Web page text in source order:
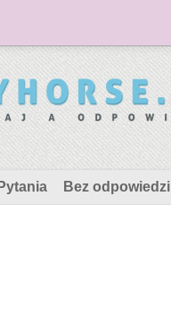
Pytania Bez odpowiedzi